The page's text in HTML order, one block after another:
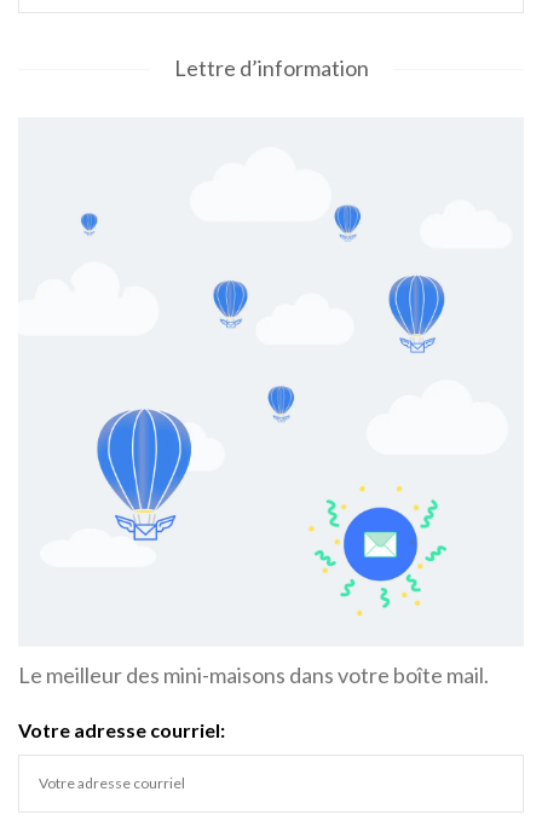
Lettre d’information
Le meilleur des mini-maisons dans votre boîte mail.
Votre adresse courriel: